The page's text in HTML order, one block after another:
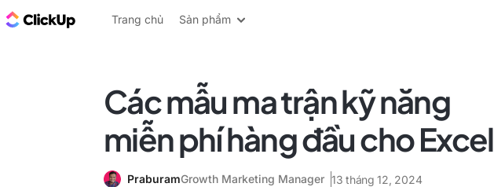
ClickUp Blog
Trang chủ Sản phẩm
Các mẫu ma trận kỹ năng
miễn phí hàng đầu cho Excel
PraburamGrowth Marketing Manager 13 tháng 12, 2024